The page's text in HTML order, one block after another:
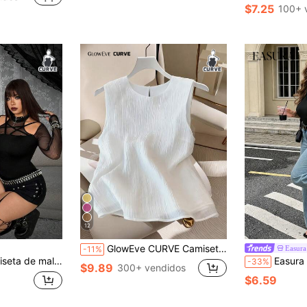
$7.25 100+
camiseta de manga larga ajuste ceñido, adecuada para Halloween, atuendos de vacaciones, camiseta de Año Nuevo, camiseta regular, camiseta para casa, camiseta de otoño, uso en todas las estaciones
12
-11% GlowEve CURVE Camiseta de tirantes de cuello redondo de unicolor y minimalista, para uso diario, talla grande
$9.89 300+ vendidos
Easura
-33% Easura Camiseta de manga corta casual 2
$6.59